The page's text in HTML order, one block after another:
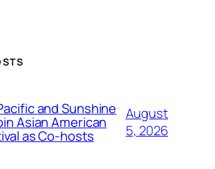
and Sunshine
Asian American
as Co-hosts
August
5, 2026